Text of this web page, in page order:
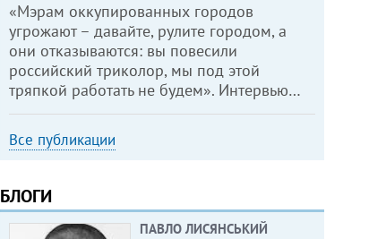
«Мэрам оккупированных городов
угрожают – давайте, рулите городом, а
они отказываются: вы повесили
российский триколор, мы под этой
тряпкой работать не будем». Интервью…
Все публикации
БЛОГИ
ПАВЛО ЛИСЯНСЬКИЙ